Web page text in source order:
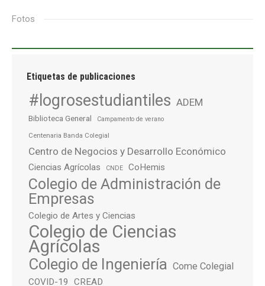
Fotos
Etiquetas de publicaciones
#logrosestudiantiles ADEM
Biblioteca General Campamento de verano
Centenaria Banda Colegial
Centro de Negocios y Desarrollo Económico
Ciencias Agrícolas CNDE CoHemis
Colegio de Administración de
Empresas
Colegio de Artes y Ciencias
Colegio de Ciencias
Agrícolas
Colegio de Ingeniería Come Colegial
COVID-19 CREAD